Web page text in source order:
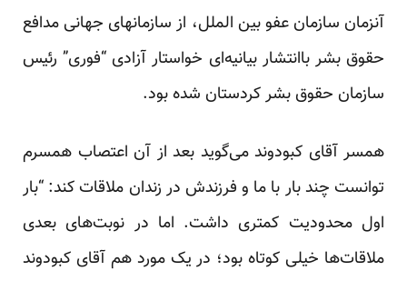
آنزمان سازمان عفو بین الملل، از سازمانهای جهانی مدافع
حقوق بشر باانتشار بیانیه‌ای خواستار آزادی “فوری” رئیس
سازمان حقوق بشر کردستان شده بود.
همسر آقای کبودوند می‌گوید بعد از آن اعتصاب همسرم
توانست چند بار با ما و فرزندش در زندان ملاقات کند: “بار
اول محدودیت کمتری داشت. اما در نوبت‌های بعدی
ملاقات‌ها خیلی کوتاه بود؛ در یک مورد هم آقای کبودوند